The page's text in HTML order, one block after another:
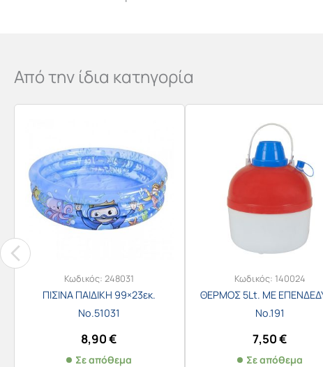
Από την ίδια κατηγορία
Κωδικός: 248031
ΠΙΣΙΝΑ ΠΑΙΔΙΚΗ 99×23εκ.
Νο.51031
8,90€
Σε απόθεμα
Κωδικός: 140024
ΘΕΡΜΟΣ 5Lt. ΜΕ
Νο.191
7,50€
Σε απόθεμα